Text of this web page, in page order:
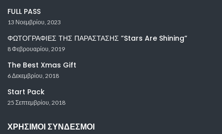
FULL PASS
13 Νοεμβρίου, 2023
ΦΩΤΟΓΡΑΦΙΕΣ ΤΗΣ ΠΑΡΑΣΤΑΣΗΣ ”Stars Are Shining”
8 Φεβρουαρίου, 2019
The Best Xmas Gift
6 Δεκεμβρίου, 2018
Start Pack
25 Σεπτεμβρίου, 2018
ΧΡΉΣΙΜΟΙ ΣΎΝΔΕΣΜΟΙ